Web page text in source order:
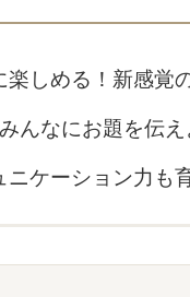
しめる！新感覚
んなにお題を伝え
ケーション力も